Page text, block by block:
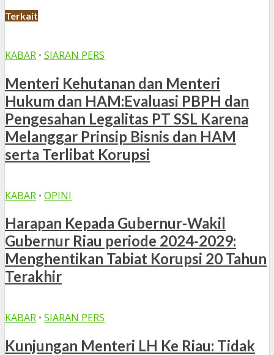
Terkait
KABAR • SIARAN PERS
Menteri Kehutanan dan Menteri
Hukum dan HAM:Evaluasi PBPH dan
Pengesahan Legalitas PT SSL Karena
Melanggar Prinsip Bisnis dan HAM
serta Terlibat Korupsi
KABAR • OPINI
Harapan Kepada Gubernur-Wakil
Gubernur Riau periode 2024-2029:
Menghentikan Tabiat Korupsi 20 Tahun
Terakhir
KABAR • SIARAN PERS
Kunjungan Menteri LH Ke Riau: Tidak